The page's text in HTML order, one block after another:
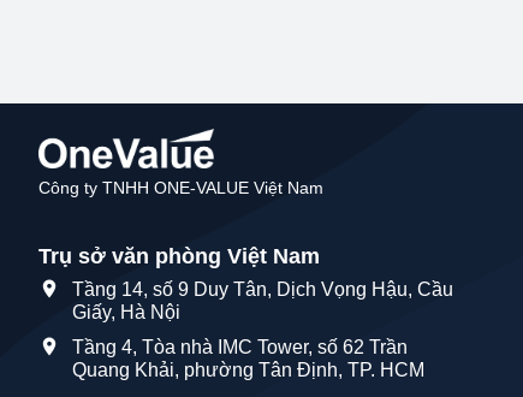
Công ty TNHH ONE-VALUE Việt Nam
Trụ sở văn phòng Việt Nam
Tầng 14, số 9 Duy Tân, Dịch Vọng Hậu, Cầu
Giấy, Hà Nội
Tầng 4, Tòa nhà IMC Tower, số 62 Trần
Quang Khải, phường Tân Định, TP. HCM